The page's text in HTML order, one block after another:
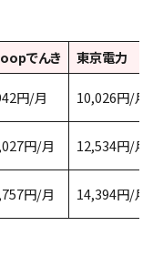
でんき
東京電力
円/月 10,026円/月
円/月 12,534円/月
円/月 14,394円/月